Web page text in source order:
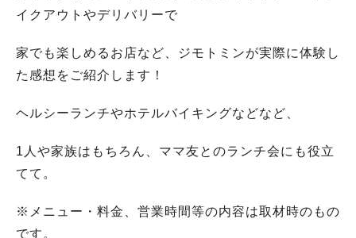
イクアウトやデリバリーで
家でも楽しめるお店など、ジモトミンが実際に体験し
た感想をご紹介します！
ヘルシーランチやホテルバイキングなどなど、
1人や家族はもちろん、ママ友とのランチ会にも役立
てて。
※メニュー・料金、営業時間等の内容は取材時のもの
です。